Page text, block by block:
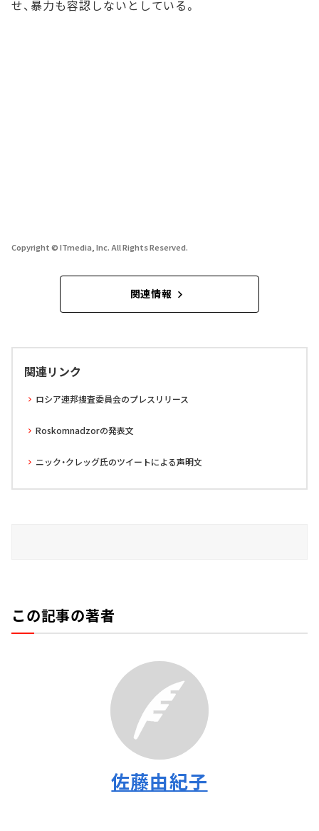
せ、暴力も容認しないとしている。
Copyright © ITmedia, Inc. All Rights Reserved.
関連情報
関連リンク
ロシア連邦捜査委員会のプレスリリース
Roskomnadzorの発表文
ニック・クレッグ氏のツイートによる声明文
この記事の著者
佐藤由紀子